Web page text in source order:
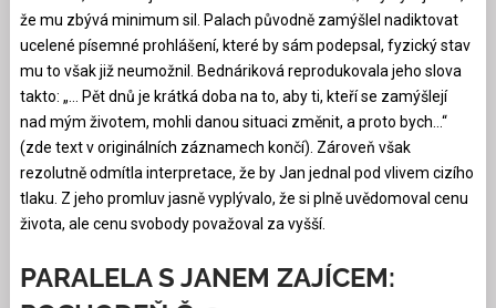
že mu zbývá minimum sil. Palach původně zamýšlel nadiktovat
ucelené písemné prohlášení, které by sám podepsal, fyzický stav
mu to však již neumožnil. Bednáriková reprodukovala jeho slova
takto: „… Pět dnů je krátká doba na to, aby ti, kteří se zamýšlejí
nad mým životem, mohli danou situaci změnit, a proto bych…“
(zde text v originálních záznamech končí). Zároveň však
rezolutně odmítla interpretace, že by Jan jednal pod vlivem cizího
tlaku. Z jeho promluv jasně vyplývalo, že si plně uvědomoval cenu
života, ale cenu svobody považoval za vyšší.
PARALELA S JANEM ZAJÍCEM: